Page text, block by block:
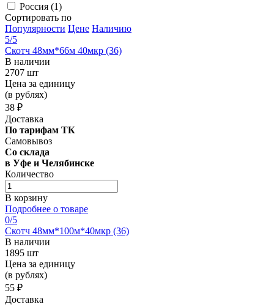
Россия (1)
Сортировать по
Популярности Цене Наличию
5/5
Скотч 48мм*66м 40мкр (36)
В наличии
2707 шт
Цена за единицу
(в рублях)
38 ₽
Доставка
По тарифам ТК
Самовывоз
Со склада
в Уфе и Челябинске
Количество
В корзину
Подробнее о товаре
0/5
Скотч 48мм*100м*40мкр (36)
В наличии
1895 шт
Цена за единицу
(в рублях)
55 ₽
Доставка